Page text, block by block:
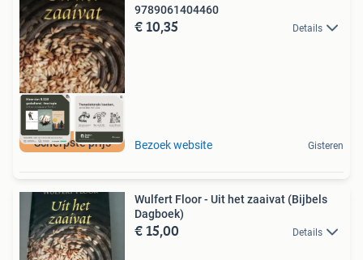
Scherpste prijs
9789061404460
€ 10,35 Details
Bezoek website Gisteren
Wulfert Floor - Uit het zaaivat (Bijbels
Dagboek)
€ 15,00 Details